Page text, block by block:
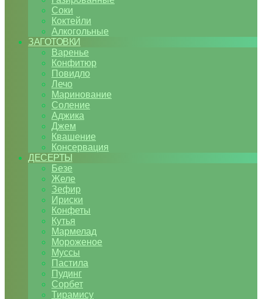
Соки
Коктейли
Алкогольные
ЗАГОТОВКИ
Варенье
Конфитюр
Повидло
Лечо
Маринование
Соление
Аджика
Джем
Квашение
Консервация
ДЕСЕРТЫ
Безе
Желе
Зефир
Ириски
Конфеты
Кутья
Мармелад
Мороженое
Муссы
Пастила
Пудинг
Сорбет
Тирамису